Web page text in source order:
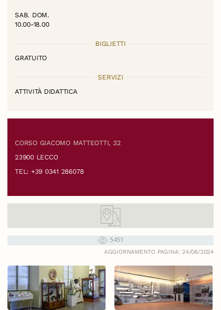
SAB. DOM.
10.00-18.00
BIGLIETTI
GRATUITO
SERVIZI
ATTIVITÀ DIDATTICA
CORSO GIACOMO MATTEOTTI, 32
23900 LECCO
TEL: +39 0341 286078
5451
AGGIORNAMENTO PAGINA: 24/06/2024